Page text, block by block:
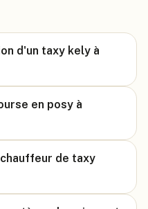
d'un taxy kely à
en posy à
de taxy